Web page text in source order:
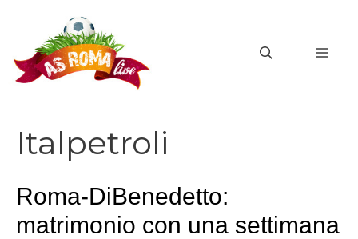
contenuto
Italpetroli
Roma-DiBenedetto:
matrimonio con una settimana